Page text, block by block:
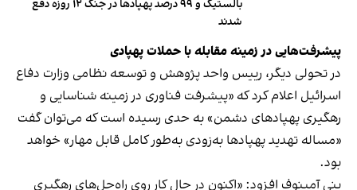
بالستیک و ۹۹ درصد پهپادها در جنگ ۱۲ روزه دفع
شدند
پیشرفت‌هایی در زمینه مقابله با حملات پهپادی
در تحولی دیگر، رییس واحد پژوهش و توسعه نظامی وزارت دفاع
اسرائیل اعلام کرد که «پیشرفت فناوری در زمینه شناسایی و
رهگیری پهپادهای دشمن» به حدی رسیده است که می‌توان گفت
«مساله تهدید پهپادها به‌زودی به‌طور کامل قابل مهار» خواهد
بود.
بنی آمینوف افزود: «اکنون در حال کار روی راه‌حل‌های رهگیری